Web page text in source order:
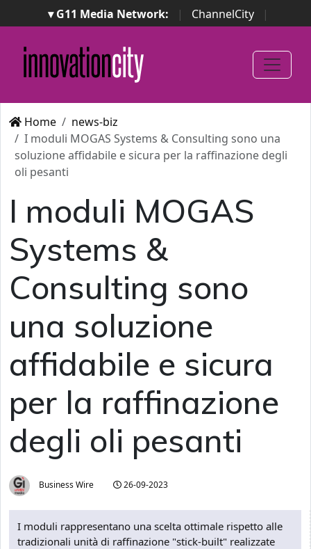
▾ G11 Media Network: | ChannelCity
|
ImpresaCity | SecurityOpenLab | Italian Channel
Awards
Italian Project Awards
Italian Security
Awards
Home
news-biz
I moduli MOGAS Systems & Consulting sono una
soluzione affidabile e sicura per la raffinazione degli
oli pesanti
I moduli MOGAS
Systems &
Consulting sono
una soluzione
affidabile e sicura
per la raffinazione
degli oli pesanti
Business Wire 26-09-2023
I moduli rappresentano una scelta ottimale rispetto alle
tradizionali unità di raffinazione "stick-built" realizzate